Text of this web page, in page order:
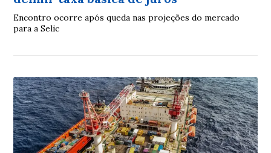
Encontro ocorre após queda nas projeções do mercado
para a Selic